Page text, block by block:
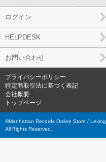
ログイン
HELPDESK
お問い合わせ
プライバシーポリシー
特定商取引法に基づく表記
会社概要
トップページ
©Manhattan Records Online Store /
All Rights Reserved.